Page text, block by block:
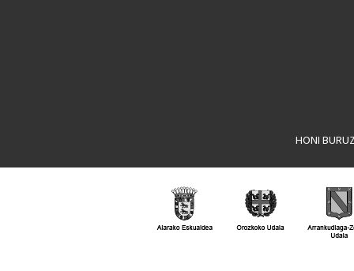
HONI BURUZ